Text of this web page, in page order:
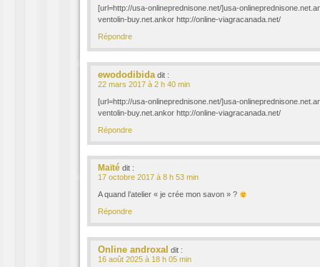
[url=http://usa-onlineprednisone.net/]usa-
ventolin-buy.net.ankor http://online-viagracanada.net/
Répondre
ewododibida dit :
22 mars 2017 à 2 h 40 min
[url=http://usa-onlineprednisone.net/]usa-
ventolin-buy.net.ankor http://online-viagracanada.net/
Répondre
Maïté dit :
17 octobre 2017 à 8 h 53 min
A quand l’atelier « je crée mon savon » ?
Répondre
Online androxal dit :
16 août 2025 à 18 h 05 min